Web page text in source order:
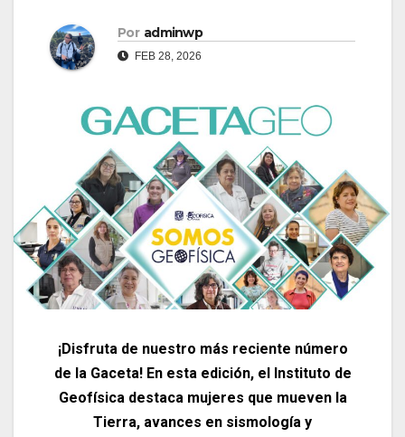
Por adminwp
FEB 28, 2026
¡Disfruta de nuestro más reciente número
de la Gaceta! En esta edición, el Instituto de
Geofísica destaca mujeres que mueven la
Tierra, avances en sismología y